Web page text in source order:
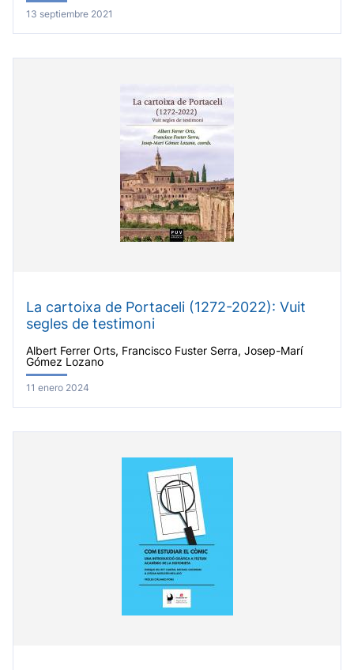
13 septiembre 2021
La cartoixa de Portaceli (1272-2022): Vuit
segles de testimoni
Albert Ferrer Orts, Francisco Fuster Serra, Josep-Marí
Gómez Lozano
11 enero 2024